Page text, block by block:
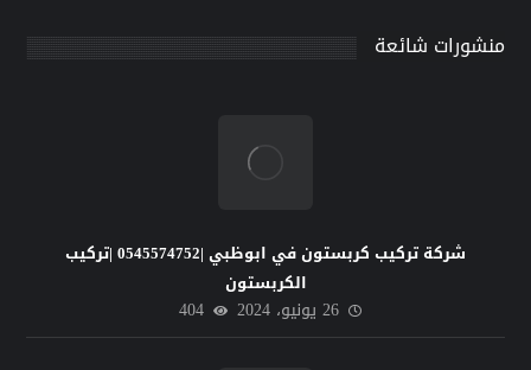
منشورات شائعة
شركة تركيب كربستون في ابوظبي |0545574752 |تركيب
الكربستون
26 يونيو، 2024 404